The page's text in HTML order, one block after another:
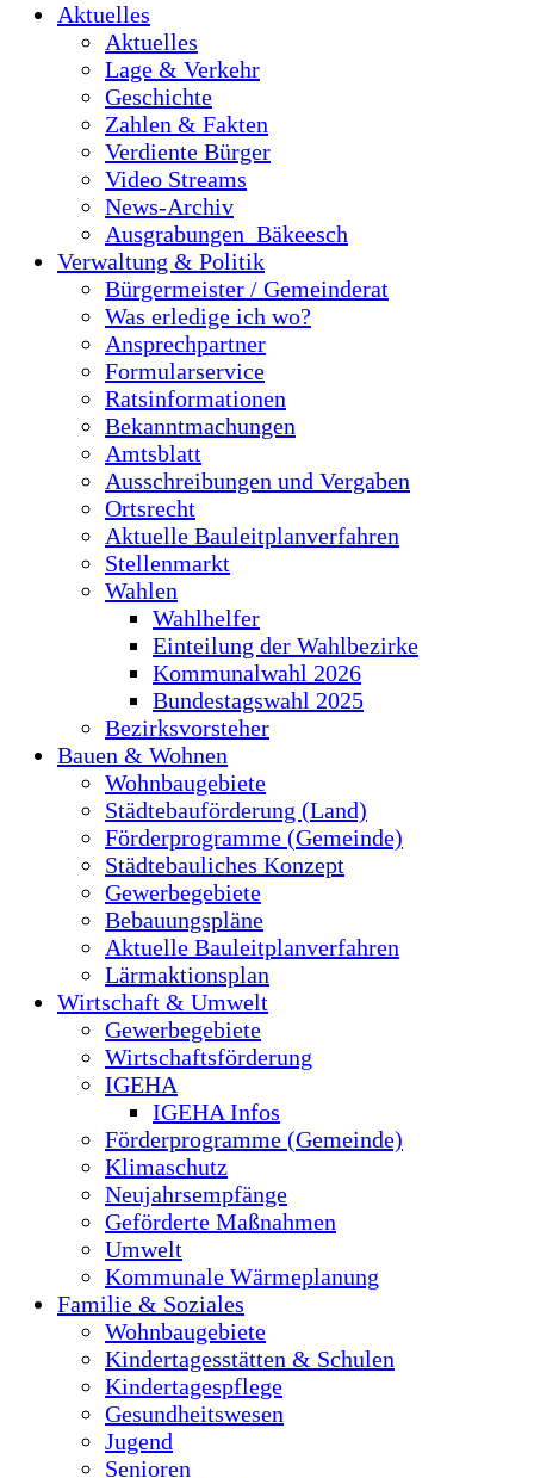
Aktuelles
Aktuelles
Lage & Verkehr
Geschichte
Zahlen & Fakten
Verdiente Bürger
Video Streams
News-Archiv
Ausgrabungen_Bäkeesch
Verwaltung & Politik
Bürgermeister / Gemeinderat
Was erledige ich wo?
Ansprechpartner
Formularservice
Ratsinformationen
Bekanntmachungen
Amtsblatt
Ausschreibungen und Vergaben
Ortsrecht
Aktuelle Bauleitplanverfahren
Stellenmarkt
Wahlen
Wahlhelfer
Einteilung der Wahlbezirke
Kommunalwahl 2026
Bundestagswahl 2025
Bezirksvorsteher
Bauen & Wohnen
Wohnbaugebiete
Städtebauförderung (Land)
Förderprogramme (Gemeinde)
Städtebauliches Konzept
Gewerbegebiete
Bebauungspläne
Aktuelle Bauleitplanverfahren
Lärmaktionsplan
Wirtschaft & Umwelt
Gewerbegebiete
Wirtschaftsförderung
IGEHA
IGEHA Infos
Förderprogramme (Gemeinde)
Klimaschutz
Neujahrsempfänge
Geförderte Maßnahmen
Umwelt
Kommunale Wärmeplanung
Familie & Soziales
Wohnbaugebiete
Kindertagesstätten & Schulen
Kindertagespflege
Gesundheitswesen
Jugend
Senioren